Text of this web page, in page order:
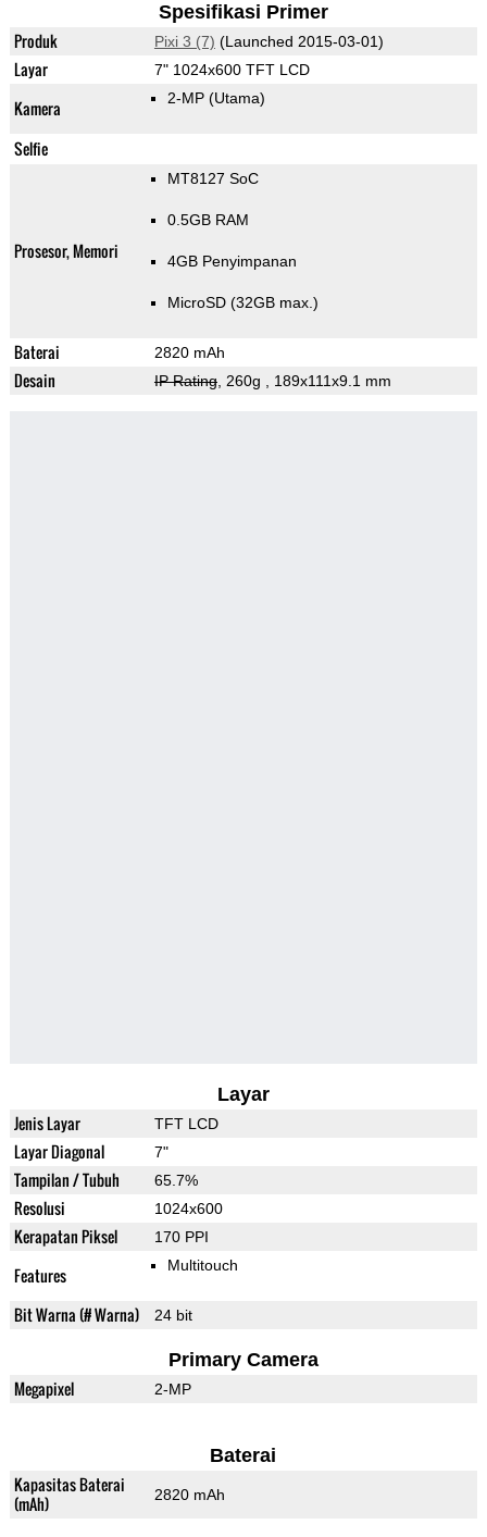
Spesifikasi Primer
Produk Pixi 3 (7) (Launched 2015-03-01)
Layar 7" 1024x600 TFT LCD
Kamera 2-MP (Utama)
Selfie
Prosesor, Memori
MT8127 SoC
0.5GB RAM
4GB Penyimpanan
MicroSD (32GB max.)
Baterai 2820 mAh
Desain IP Rating, 260g , 189x111x9.1 mm
Layar
Jenis Layar TFT LCD
Layar Diagonal 7"
Tampilan / Tubuh 65.7%
Resolusi 1024x600
Kerapatan Piksel 170 PPI
Features Multitouch
Bit Warna (# Warna) 24 bit
Primary Camera
Megapixel 2-MP
Baterai
Kapasitas Baterai
(mAh)
2820 mAh